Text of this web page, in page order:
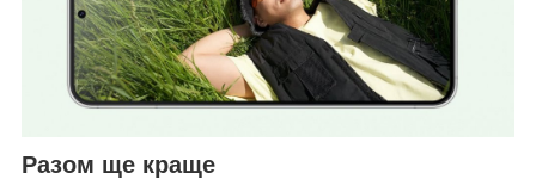
Разом ще краще